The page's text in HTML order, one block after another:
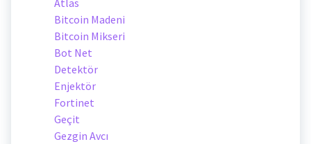
Bitcoin Madeni
Bitcoin Mikseri
Bot Net
Detektör
Enjektör
Fortinet
Geçit
Gezgin Avcı